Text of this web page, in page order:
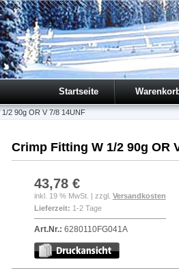
Startseite
1/2 90g OR V 7/8 14UNF
Crimp Fitting W 1/2 90g OR
43,78 €
inkl. 19 % MwSt. | zzgl. Versandkosten
Lieferzeit: 1-2 Tage
Art.Nr.: 6280110FG041A